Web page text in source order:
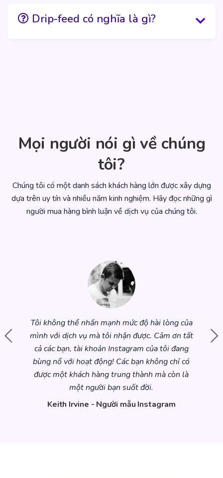
Drip-feed có nghĩa là gì?
Mọi người nói gì về chúng
tôi?
Chúng tôi có một danh sách khách hàng lớn được xây dựng
dựa trên uy tín và nhiều năm kinh nghiệm. Hãy đọc những gì
người mua hàng bình luận về dịch vụ của chúng tôi.
thấy
Tôi không thể nhấn mạnh mức độ hài lòng của
mình với dịch vụ mà tôi nhận được. Cảm ơn tất
cả các bạn, tài khoản Instagram của tôi đang
bùng nổ với hoạt động! Các bạn không chỉ có
được một khách hàng trung thành mà còn là
một người bạn suốt đời.
Keith Irvine - Người mẫu Instagram